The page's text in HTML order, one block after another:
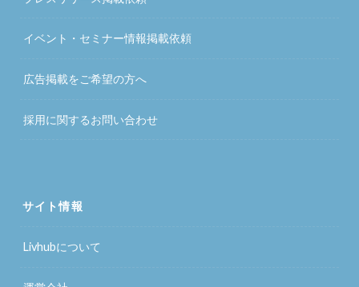
イベント・セミナー情報掲載依頼
広告掲載をご希望の方へ
採用に関するお問い合わせ
サイト情報
Livhubについて